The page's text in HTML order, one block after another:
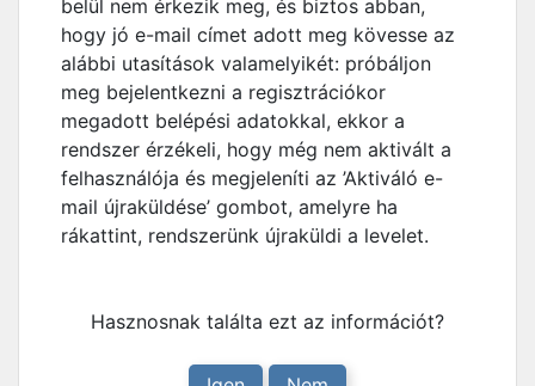
belül nem érkezik meg, és biztos abban,
hogy jó e-mail címet adott meg kövesse az
alábbi utasítások valamelyikét: próbáljon
meg bejelentkezni a regisztrációkor
megadott belépési adatokkal, ekkor a
rendszer érzékeli, hogy még nem aktivált a
felhasználója és megjeleníti az ’Aktiváló e-
mail újraküldése’ gombot, amelyre ha
rákattint, rendszerünk újraküldi a levelet.
Hasznosnak találta ezt az információt?